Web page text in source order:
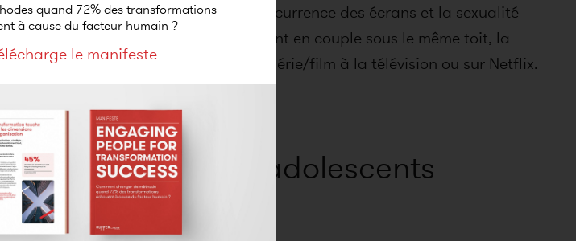
par une forme de désintérêt. La concurrence des écrans et la sexualité
les jeunes de moins de 35 ans vivant en couple sous le même toit, la
rapport sexuel pour regarder une série/film à la télévision ou sur Netflix.
moins-lamour/
de la vie des adolescents
quand 72% des transformations
à cause du facteur humain ?
le manifeste